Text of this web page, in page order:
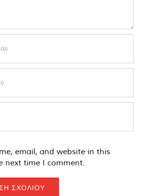
email, and website in this
next time I comment.